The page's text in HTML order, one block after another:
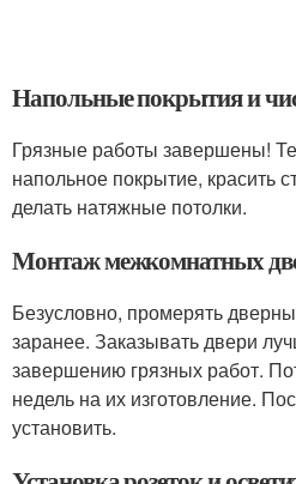
Напольные покрытия и
Грязные работы завершены!
напольное покрытие, красить
делать натяжные потолки.
Монтаж межкомнатных
Безусловно, промерять
заранее. Заказывать двери
завершению грязных работ.
недель на их изготовление.
установить.